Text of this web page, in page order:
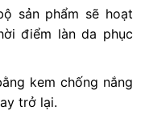
sản phẩm sẽ hoạt
điểm làn da phục
kem chống nắng
trở lại.